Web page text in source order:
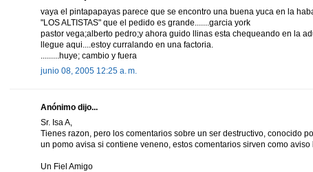
vaya el pintapapayas parece que se encontro una buena yuca en la
"LOS ALTISTAS" que el pedido es grande.......garcia york
pastor vega;alberto pedro;y ahora guido llinas esta chequeando en la
llegue aqui....estoy curralando en una factoria.
.........huye; cambio y fuera
junio 08, 2005 12:25 a. m.
Anónimo dijo...
Sr. Isa A,
Tienes razon, pero los comentarios sobre un ser destructivo, conocido
un pomo avisa si contiene veneno, estos comentarios sirven como
Un Fiel Amigo